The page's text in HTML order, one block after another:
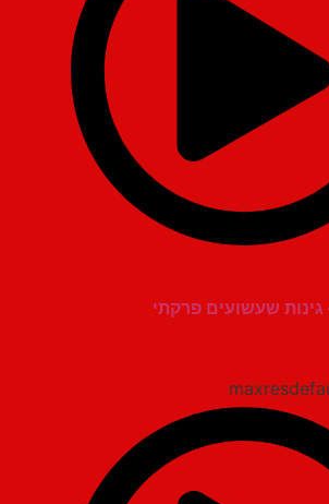
שעשועים פרקתי